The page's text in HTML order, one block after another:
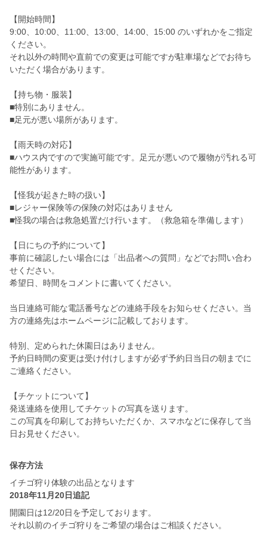
【開始時間】
9:00、10:00、11:00、13:00、14:00、15:00 のいずれかをご指定
ください。
それ以外の時間や直前での変更は可能ですが駐車場などでお待ち
いただく場合があります。
【持ち物・服装】
■特別にありません。
■足元が悪い場所があります。
【雨天時の対応】
■ハウス内ですので実施可能です。足元が悪いので履物が汚れる可
能性があります。
【怪我が起きた時の扱い】
■レジャー保険等の保険の対応はありません
■怪我の場合は救急処置だけ行います。（救急箱を準備します）
【日にちの予約について】
事前に確認したい場合には「出品者への質問」などでお問い合わ
せください。
希望日、時間をコメントに書いてください。
当日連絡可能な電話番号などの連絡手段をお知らせください。当
方の連絡先はホームページに記載しております。
特別、定められた休園日はありません。
予約日時間の変更は受け付けしますが必ず予約日当日の朝までに
ご連絡ください。
【チケットについて】
発送連絡を使用してチケットの写真を送ります。
この写真を印刷してお持ちいただくか、スマホなどに保存して当
日お見せください。
保存方法
イチゴ狩り体験の出品となります
2018年11月20日追記
開園日は12/20日を予定しております。
それ以前のイチゴ狩りをご希望の場合はご相談ください。